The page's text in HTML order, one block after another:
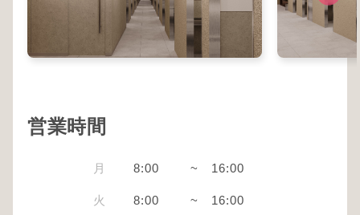
営業時間
月 8:00 ~ 16:00
火 8:00 ~ 16:00